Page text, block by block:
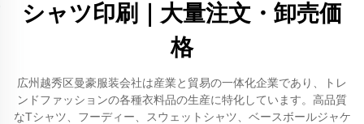
シャツ印刷｜大量注文・卸売価
格
広州越秀区曼豪服装会社は産業と貿易の一体化企業であり、トレ
ンドファッションの各種衣料品の生産に特化しています。高品質
なTシャツ、フーディー、スウェットシャツ、ベースボールジャケ